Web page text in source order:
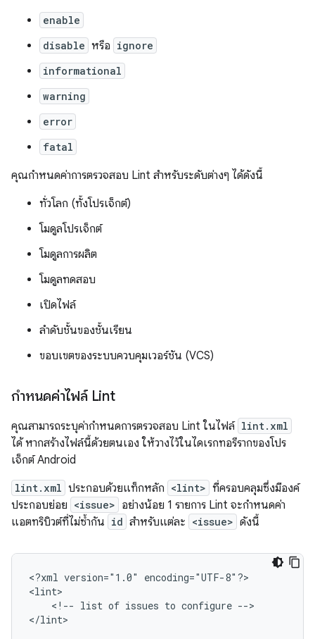
enable
disable หรือ ignore
informational
warning
error
fatal
คุณกำหนดค่าการตรวจสอบ Lint สำหรับระดับต่างๆ ได้ดังนี้
ทั่วโลก (ทั้งโปรเจ็กต์)
โมดูลโปรเจ็กต์
โมดูลการผลิต
โมดูลทดสอบ
เปิดไฟล์
ลำดับชั้นของชั้นเรียน
ขอบเขตของระบบควบคุมเวอร์ชัน (VCS)
กำหนดค่าไฟล์ Lint
คุณสามารถระบุค่ากำหนดการตรวจสอบ Lint ในไฟล์ lint.xml
ได้ หากสร้างไฟล์นี้ด้วยตนเอง ให้วางไว้ในไดเรกทอรีรากของโปร
เจ็กต์ Android
lint.xml ประกอบด้วยแท็กหลัก <lint> ที่ครอบคลุมซึ่งมีองค์
ประกอบย่อย <issue> อย่างน้อย 1 รายการ Lint จะกำหนดค่า
แอตทริบิวต์ที่ไม่ซ้ำกัน id สำหรับแต่ละ <issue> ดังนี้
<?xml version="1.0"
encoding="UTF-8"?>
<!-- list of issues to configure -->
</lint>